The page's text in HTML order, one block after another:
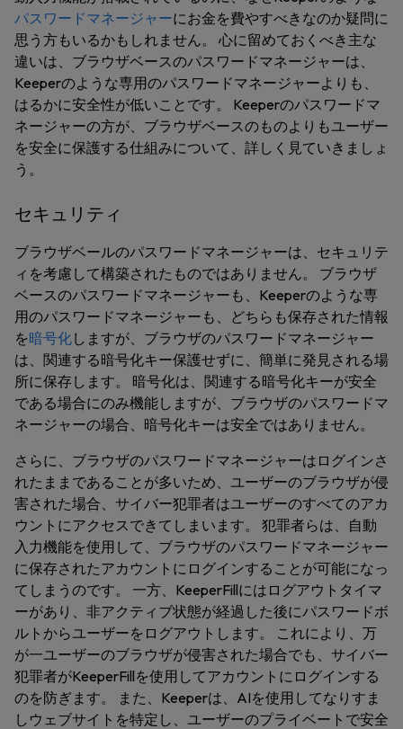
パスワードマネージャーにお金を費やすべきなのか疑問に
思う方もいるかもしれません。 心に留めておくべき主な
違いは、ブラウザベースのパスワードマネージャーは、
Keeperのような専用のパスワードマネージャーよりも、
はるかに安全性が低いことです。 Keeperのパスワードマ
ネージャーの方が、ブラウザベースのものよりもユーザー
を安全に保護する仕組みについて、詳しく見ていきましょ
う。
セキュリティ
ブラウザベールのパスワードマネージャーは、セキュリテ
ィを考慮して構築されたものではありません。 ブラウザ
ベースのパスワードマネージャーも、Keeperのような専
用のパスワードマネージャーも、どちらも保存された情報
を暗号化しますが、ブラウザのパスワードマネージャー
は、関連する暗号化キー保護せずに、簡単に発見される場
所に保存します。 暗号化は、関連する暗号化キーが安全
である場合にのみ機能しますが、ブラウザのパスワードマ
ネージャーの場合、暗号化キーは安全ではありません。
さらに、ブラウザのパスワードマネージャーはログインさ
れたままであることが多いため、ユーザーのブラウザが侵
害された場合、サイバー犯罪者はユーザーのすべてのアカ
ウントにアクセスできてしまいます。 犯罪者らは、自動
入力機能を使用して、ブラウザのパスワードマネージャー
に保存されたアカウントにログインすることが可能になっ
てしまうのです。 一方、KeeperFillにはログアウトタイマ
ーがあり、非アクティブ状態が経過した後にパスワードボ
ルトからユーザーをログアウトします。 これにより、万
が一ユーザーのブラウザが侵害された場合でも、サイバー
犯罪者がKeeperFillを使用してアカウントにログインする
のを防ぎます。 また、Keeperは、AIを使用してなりすま
しウェブサイトを特定し、ユーザーのプライベートで安全